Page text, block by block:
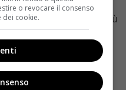
ma anche
— forse la prova più
o revocare il consenso
dei cookie.